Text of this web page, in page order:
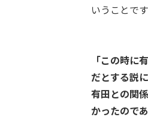
いうことで
「この時に
だとする説
有田との関
かったので